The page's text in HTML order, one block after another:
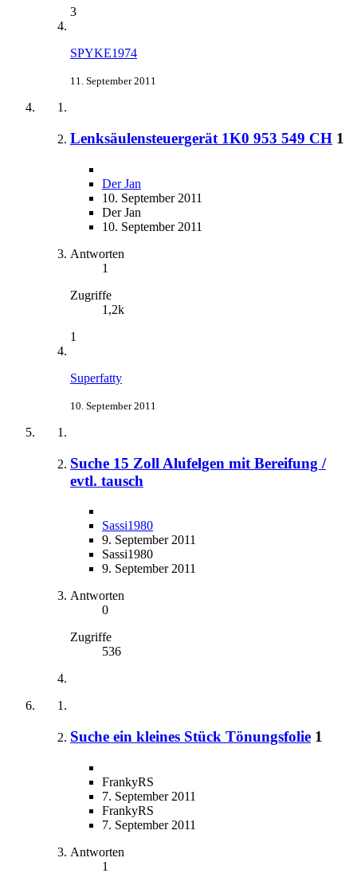
3
SPYKE1974
11. September 2011
Lenksäulensteuergerät 1K0 953 549 CH 1
Der Jan
10. September 2011
Der Jan
10. September 2011
Antworten
1
Zugriffe
1,2k
1
Superfatty
10. September 2011
Suche 15 Zoll Alufelgen mit Bereifung /
evtl. tausch
Sassi1980
9. September 2011
Sassi1980
9. September 2011
Antworten
0
Zugriffe
536
Suche ein kleines Stück Tönungsfolie 1
FrankyRS
7. September 2011
FrankyRS
7. September 2011
Antworten
1